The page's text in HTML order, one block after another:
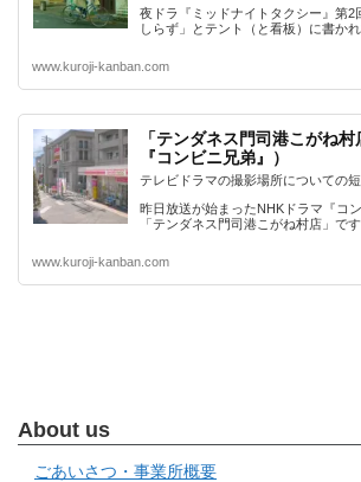
夜ドラ『ミッドナイトタクシー』第2
しらず」とテント（と看板）に書か
www.kuroji-kanban.com
「テンダネス門司港こがね
『コンビニ兄弟』）
テレビドラマの撮影場所についての短
昨日放送が始まったNHKドラマ『コ
「テンダネス門司港こがね村店」で
www.kuroji-kanban.com
About us
ごあいさつ・事業所概要